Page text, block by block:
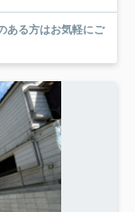
ある方はお気軽にご